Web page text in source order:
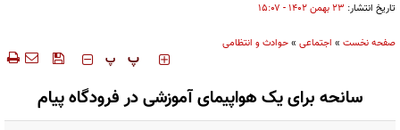
تاریخ انتشار: ۲۳ بهمن ۱۴۰۲ - ۱۵:۰۷
صفحه نخست » اجتماعی »حوادث و انتظامی
‍‍‍ پ پ
سانحه برای یک هواپیمای آموزشی در فرودگاه پیام